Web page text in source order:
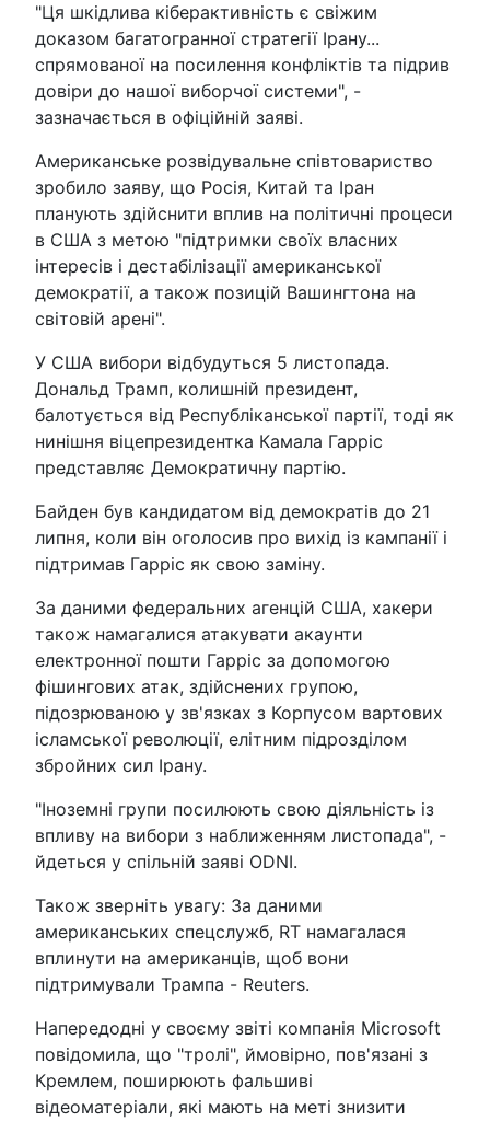
"Ця шкідлива кіберактивність є свіжим
доказом багатогранної стратегії Ірану...
спрямованої на посилення конфліктів та підрив
довіри до нашої виборчої системи", -
зазначається в офіційній заяві.
Американське розвідувальне співтовариство
зробило заяву, що Росія, Китай та Іран
планують здійснити вплив на політичні процеси
в США з метою "підтримки своїх власних
інтересів і дестабілізації американської
демократії, а також позицій Вашингтона на
світовій арені".
У США вибори відбудуться 5 листопада.
Дональд Трамп, колишній президент,
балотується від Республіканської партії, тоді як
нинішня віцепрезидентка Камала Гарріс
представляє Демократичну партію.
Байден був кандидатом від демократів до 21
липня, коли він оголосив про вихід із кампанії і
підтримав Гарріс як свою заміну.
За даними федеральних агенцій США, хакери
також намагалися атакувати акаунти
електронної пошти Гарріс за допомогою
фішингових атак, здійснених групою,
підозрюваною у зв'язках з Корпусом вартових
ісламської революції, елітним підрозділом
збройних сил Ірану.
"Іноземні групи посилюють свою діяльність із
впливу на вибори з наближенням листопада", -
йдеться у спільній заяві ODNI.
Також зверніть увагу: За даними
американських спецслужб, RT намагалася
вплинути на американців, щоб вони
підтримували Трампа - Reuters.
Напередодні у своєму звіті компанія Microsoft
повідомила, що "тролі", ймовірно, пов'язані з
Кремлем, поширюють фальшиві
відеоматеріали, які мають на меті знизити